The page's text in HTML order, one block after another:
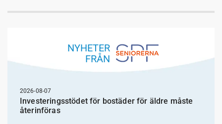
NYHETER
FRÅN
2026-08-07
Investeringsstödet för bostäder för äldre måste
återinföras